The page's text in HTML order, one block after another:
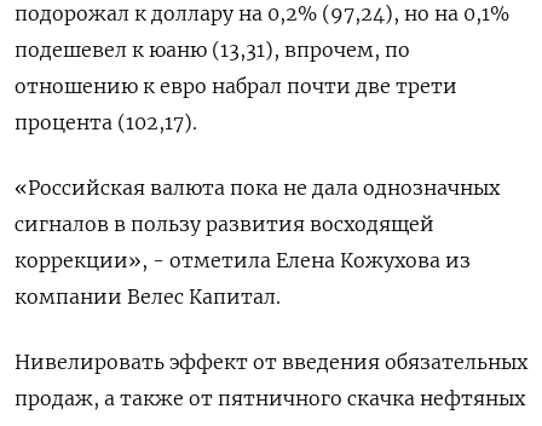
подорожал к доллару на 0,2% (97,24), но на 0,1%
подешевел к юаню (13,31), впрочем, по
отношению к евро набрал почти две трети
процента (102,17).
«Российская валюта пока не дала однозначных
сигналов в пользу развития восходящей
коррекции», - отметила Елена Кожухова из
компании Велес Капитал.
Нивелировать эффект от введения обязательных
продаж, а также от пятничного скачка нефтяных